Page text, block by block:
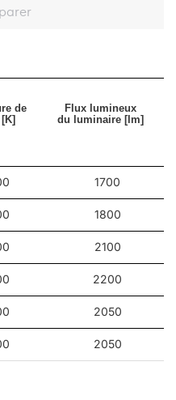
les bureaux, les couloirs
BIMobject
de
Flux lumineux
du luminaire [lm]
1700
1800
2100
2200
2050
2050